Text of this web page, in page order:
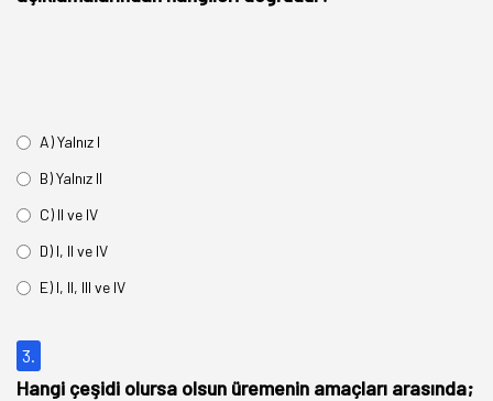
A) Yalnız I
B) Yalnız II
C) II ve IV
D) I, II ve IV
E) I, II, III ve IV
3.
Hangi çeşidi olursa olsun üremenin amaçları arasında;